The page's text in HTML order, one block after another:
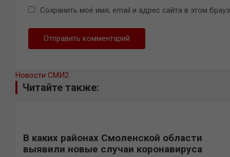
Сохранить моё имя, email и адрес сайта в этом
Новости СМИ2
Читайте также:
В каких районах Смоленской области
выявили новые случаи коронавируса